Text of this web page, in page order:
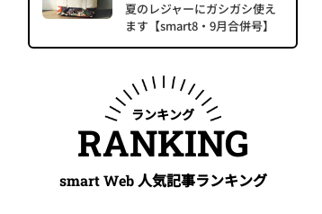
夏のレジャーにガシガシ使え
ます【smart8・9月合併号】
ランキング
RANKING
smart Web人気記事ランキング